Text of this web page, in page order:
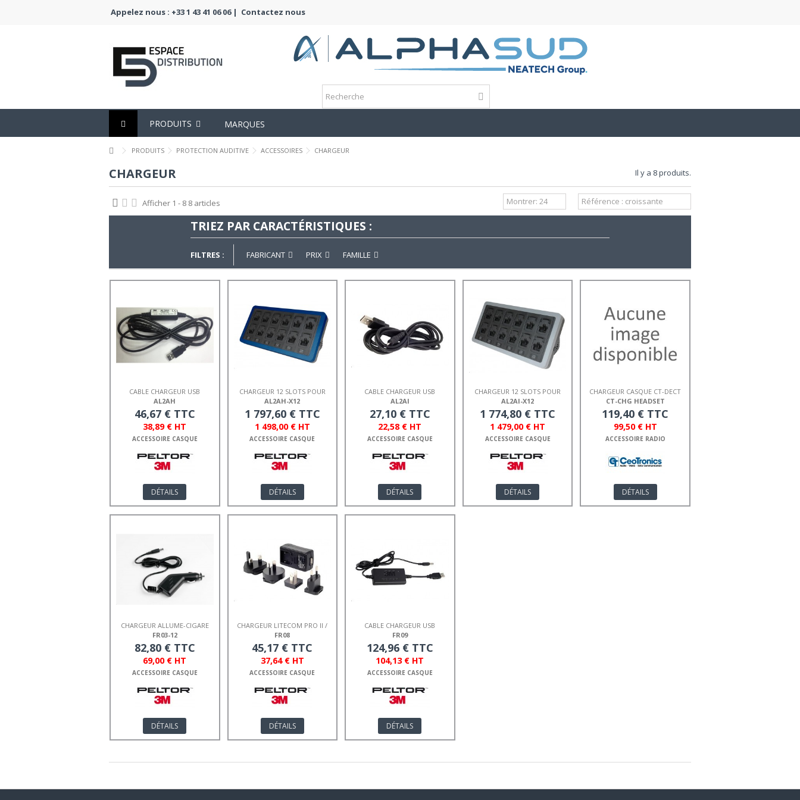
Appelez nous : +33 1 43 41 06 06 | Contactez nous
PRODUITS MARQUES
PRODUITS PROTECTION AUDITIVE ACCESSOIRES CHARGEUR
CHARGEUR Il y a 8 produits.
Afficher 1 - 8 8 articles
TRIEZ PAR CARACTÉRISTIQUES :
FILTRES : FABRICANT PRIX FAMILLE
CABLE CHARGEUR USB
PELTOR LCP2
AL2AH
46,67 € TTC
38,89 € HT
ACCESSOIRE CASQUE
DÉTAILS
CHARGEUR 12 SLOTS POUR
ACK082
AL2AH-X12
1 797,60 € TTC
1 498,00 € HT
ACCESSOIRE CASQUE
DÉTAILS
CABLE CHARGEUR USB
LITECOM PLUS
AL2AI
27,10 € TTC
22,58 € HT
ACCESSOIRE CASQUE
DÉTAILS
CHARGEUR 12 SLOTS POUR
ACK081
AL2AI-X12
1 774,80 € TTC
1 479,00 € HT
ACCESSOIRE CASQUE
DÉTAILS
CHARGEUR CASQUE CT-DECT
CT-CHG HEADSET
119,40 € TTC
99,50 € HT
ACCESSOIRE RADIO
DÉTAILS
CHARGEUR ALLUME-CIGARE
12V LILTECOM
FR03-12
82,80 € TTC
69,00 € HT
ACCESSOIRE CASQUE
DÉTAILS
CHARGEUR LITECOM PRO II /
ALERT XP
FR08
45,17 € TTC
37,64 € HT
ACCESSOIRE CASQUE
DÉTAILS
CABLE CHARGEUR USB
PELTOR
FR09
124,96 € TTC
104,13 € HT
ACCESSOIRE CASQUE
DÉTAILS